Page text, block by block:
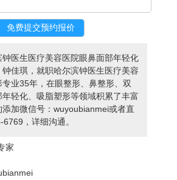
医生医疗美容医院眼鼻面部年轻化
佳琪，就职哈尔滨钟医生医疗美容
专业35年，在眼整形、鼻整形、双
轻化、吸脂塑形等领域积累了丰富
加微信号：wuyoubianmei或者直
，详细沟通。
家